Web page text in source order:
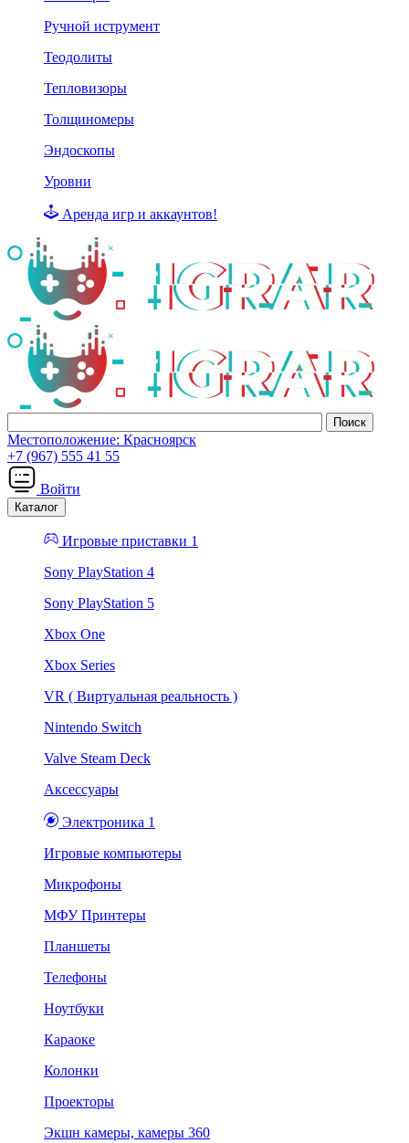
Ручной иструмент
Теодолиты
Тепловизоры
Толщиномеры
Эндоскопы
Уровни
Аренда игр и аккаунтов!
Местоположение: Красноярск
+7 (967) 555 41 55
Войти
Каталог
Игровые приставки 1
Sony PlayStation 4
Sony PlayStation 5
Xbox One
Xbox Series
VR ( Виртуальная реальность )
Nintendo Switch
Valve Steam Deck
Аксессуары
Электроника 1
Игровые компьютеры
Микрофоны
МФУ Принтеры
Планшеты
Телефоны
Ноутбуки
Караоке
Колонки
Проекторы
Экшн камеры, камеры 360